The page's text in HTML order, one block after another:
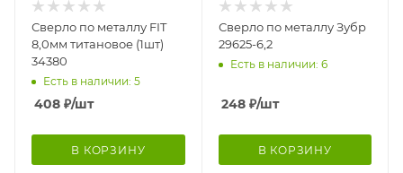
Сверло по металлу FIT
8,0мм титановое (1шт)
34380
Есть в наличии: 5
408 ₽/шт
В КОРЗИНУ
Сверло по металлу Зубр
29625-6,2
Есть в наличии: 6
248₽/шт
В КОРЗИНУ